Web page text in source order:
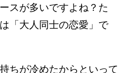
スが多いですよね？た
「大人同士の恋愛」で
ちが冷めたからといって